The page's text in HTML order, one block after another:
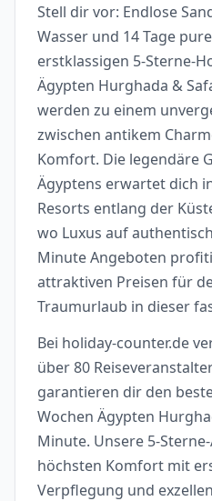
Stell dir vor: Endlose
Wasser und 14 Tage
erstklassigen 5-Sterne-
Ägypten Hurghada &
werden zu einem
zwischen antikem
Komfort. Die legendäre
Ägyptens erwartet dich
Resorts entlang der
wo Luxus auf
Minute Angeboten
attraktiven Preisen für
Traumurlaub in dieser
Bei holiday-counter.de
über 80
garantieren dir den
Wochen Ägypten
Minute. Unsere 5-
höchsten Komfort mit
Verpflegung und